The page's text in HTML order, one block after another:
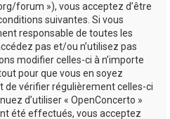
forum »), vous acceptez d’être
suivantes. Si vous
responsable de toutes les
pas et/ou n’utilisez pas
modifier celles-ci à n’importe
pour que vous en soyez
de vérifier régulièrement celles-ci
d’utiliser « OpenConcerto »
été effectués, vous acceptez